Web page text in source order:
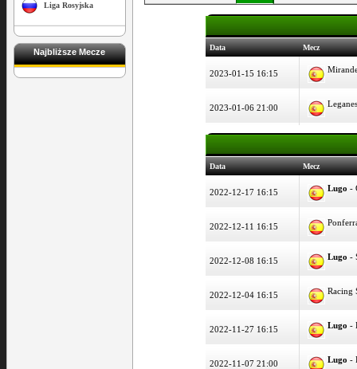
Liga Rosyjska
Najbliższe Mecze Data Mecz
2023-01-15 16:15
2023-01-06 21:00
Data Mecz
2022-12-17 16:15 Lugo -
2022-12-11 16:15
2022-12-08 16:15 Lugo -
2022-12-04 16:15 Racing
2022-11-27 16:15 Lugo -
2022-11-07 21:00 Lugo -